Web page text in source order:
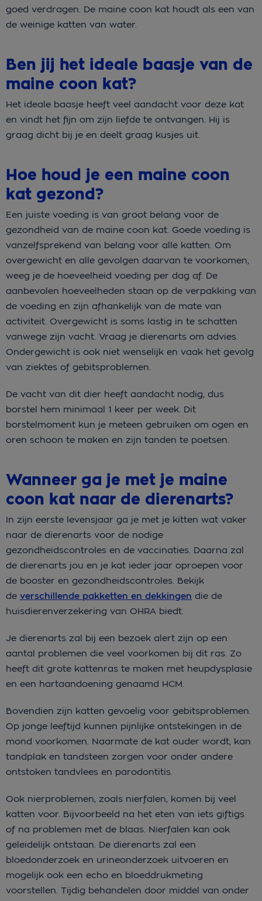
goed verdragen. De maine coon kat houdt als een van
de weinige katten van water.
Ben jij het ideale baasje van de
maine coon kat?
Het ideale baasje heeft veel aandacht voor deze kat
en vindt het fijn om zijn liefde te ontvangen. Hij is
graag dicht bij je en deelt graag kusjes uit.
Hoe houd je een maine coon
kat gezond?
Een juiste voeding is van groot belang voor de
gezondheid van de maine coon kat. Goede voeding is
vanzelfsprekend van belang voor alle katten. Om
overgewicht en alle gevolgen daarvan te voorkomen,
weeg je de hoeveelheid voeding per dag af. De
aanbevolen hoeveelheden staan op de verpakking van
de voeding en zijn afhankelijk van de mate van
activiteit. Overgewicht is soms lastig in te schatten
vanwege zijn vacht. Vraag je dierenarts om advies.
Ondergewicht is ook niet wenselijk en vaak het gevolg
van ziektes of gebitsproblemen.
De vacht van dit dier heeft aandacht nodig, dus
borstel hem minimaal 1 keer per week. Dit
borstelmoment kun je meteen gebruiken om ogen en
oren schoon te maken en zijn tanden te poetsen.
Wanneer ga je met je maine
coon kat naar de dierenarts?
In zijn eerste levensjaar ga je met je kitten wat vaker
naar de dierenarts voor de nodige
gezondheidscontroles en de vaccinaties. Daarna zal
de dierenarts jou en je kat ieder jaar oproepen voor
de booster en gezondheidscontroles. Bekijk
de verschillende pakketten en dekkingen die de
huisdierenverzekering van OHRA biedt.
Je dierenarts zal bij een bezoek alert zijn op een
aantal problemen die veel voorkomen bij dit ras. Zo
heeft dit grote kattenras te maken met heupdysplasie
en een hartaandoening genaamd HCM.
Bovendien zijn katten gevoelig voor gebitsproblemen.
Op jonge leeftijd kunnen pijnlijke ontstekingen in de
mond voorkomen. Naarmate de kat ouder wordt, kan
tandplak en tandsteen zorgen voor onder andere
ontstoken tandvlees en parodontitis.
Ook nierproblemen, zoals nierfalen, komen bij veel
katten voor. Bijvoorbeeld na het eten van iets giftigs
of na problemen met de blaas. Nierfalen kan ook
geleidelijk ontstaan. De dierenarts zal een
bloedonderzoek en urineonderzoek uitvoeren en
mogelijk ook een echo en bloeddrukmeting
voorstellen. Tijdig behandelen door middel van onder